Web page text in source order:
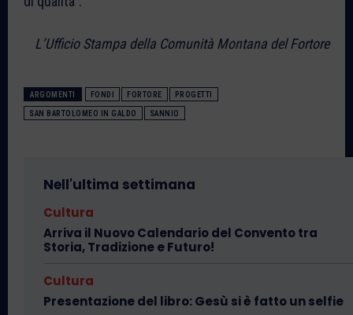
L’Ufficio Stampa della Comunità Montana del Fortore
ARGOMENTI FONDI FORTORE PROGETTI
SAN BARTOLOMEO IN GALDO SANNIO
Nell'ultima settimana
Cultura
Arriva il Nuovo Calendario del Convento tra
Storia, Tradizione e Futuro!
Cultura
Presentazione del libro: Gesù si è fatto un selfie